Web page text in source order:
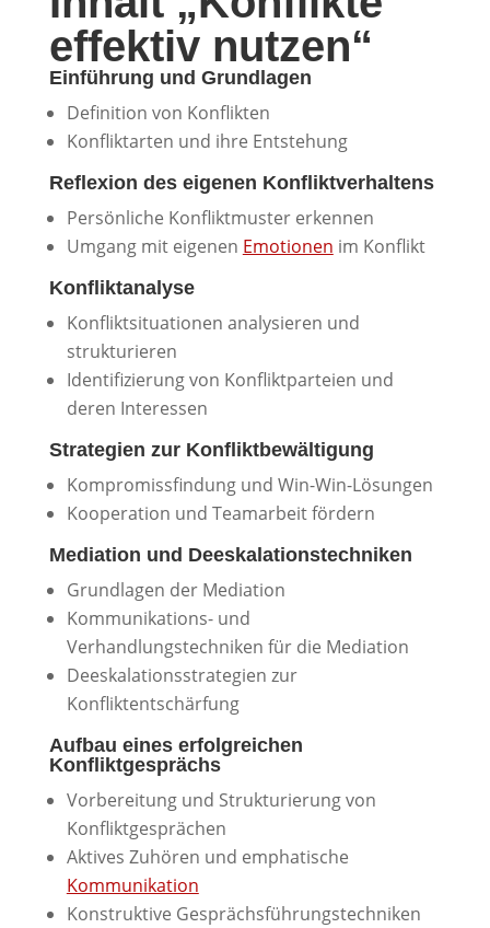
effektiv nutzen“
Einführung und Grundlagen
Definition von Konflikten
Konfliktarten und ihre Entstehung
Reflexion des eigenen Konfliktverhaltens
Persönliche Konfliktmuster erkennen
Umgang mit eigenen Emotionen im Konflikt
Konfliktanalyse
Konfliktsituationen analysieren und
strukturieren
Identifizierung von Konfliktparteien und
deren Interessen
Strategien zur Konfliktbewältigung
Kompromissfindung und Win-Win-Lösungen
Kooperation und Teamarbeit fördern
Mediation und Deeskalationstechniken
Grundlagen der Mediation
Kommunikations- und
Verhandlungstechniken für die Mediation
Deeskalationsstrategien zur
Konfliktentschärfung
Aufbau eines erfolgreichen
Konfliktgesprächs
Vorbereitung und Strukturierung von
Konfliktgesprächen
Aktives Zuhören und emphatische
Kommunikation
Konstruktive Gesprächsführungstechniken